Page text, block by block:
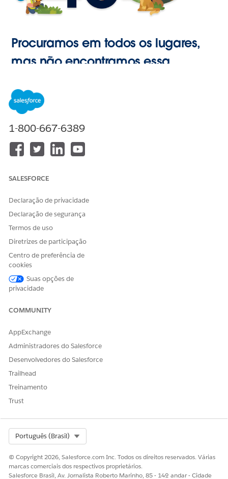
Procuramos em todos os lugares,
mas não encontramos essa
1-800-667-6389
SALESFORCE
Declaração de privacidade
Declaração de segurança
Termos de uso
Diretrizes de participação
Centro de preferência de
cookies
Suas opções de
privacidade
COMMUNITY
AppExchange
Administradores do Salesforce
Desenvolvedores do Salesforce
Trailhead
Treinamento
Trust
Português (Brasil)
© Copyright 2026, Salesforce.com Inc. Todos os direitos reservados. Várias
marcas comerciais dos respectivos proprietários.
Salesforce Brasil, Av. Jornalista Roberto Marinho, 85 - 14º andar - Cidade